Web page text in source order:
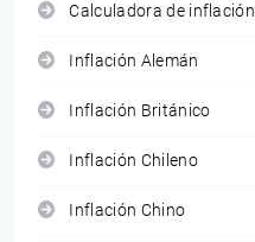
Calculadora de inflación
Inflación Alemán
Inflación Británico
Inflación Chileno
Inflación Chino